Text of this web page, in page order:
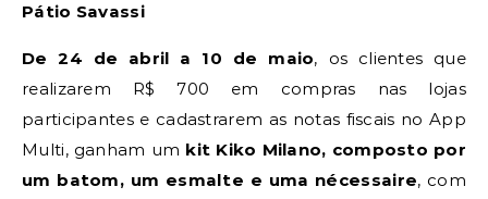
Pátio Savassi
De 24 de abril a 10 de maio, os clientes que
realizarem R$ 700 em compras nas lojas
participantes e cadastrarem as notas fiscais no App
Multi, ganham um kit Kiko Milano, composto por
um batom, um esmalte e uma nécessaire, com